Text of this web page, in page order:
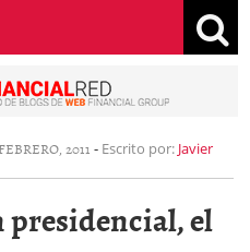
2011 - Escrito por: Javier
presidencial, el